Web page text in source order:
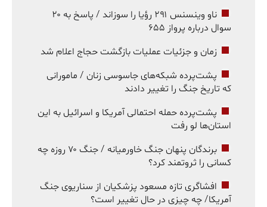
ناو وینسنس ۲۹۱ رؤیا را سوزاند / پاسخ به ۲۰
سوال درباره پرواز ۶۵۵
زمان و جزئیات عملیات بازگشت حجاج اعلام شد
پشت‌پرده شبکه‌های جاسوسی زنان / مامورانی
که تاریخ جنگ را تغییر دادند
پشت‌پرده حمله احتمالی آمریکا و اسرائیل به این
استان‌ها لو رفت
برندگان پنهان جنگ خاورمیانه / جنگ ۷۰ روزه چه
کسانی را ثروتمند کرد؟
افشاگری تازه مسعود پزشکیان از سناریوی جنگ
آمریکا/ چه چیزی در حال تغییر است؟